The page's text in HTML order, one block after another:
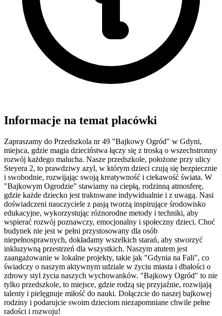
Informacje na temat placówki
Zapraszamy do Przedszkola nr 49 "Bajkowy Ogród" w Gdyni,
miejsca, gdzie magia dzieciństwa łączy się z troską o wszechstronny
rozwój każdego malucha. Nasze przedszkole, położone przy ulicy
Steyera 2, to prawdziwy azyl, w którym dzieci czują się bezpiecznie
i swobodnie, rozwijając swoją kreatywność i ciekawość świata. W
"Bajkowym Ogrodzie" stawiamy na ciepłą, rodzinną atmosferę,
gdzie każde dziecko jest traktowane indywidualnie i z uwagą. Nasi
doświadczeni nauczyciele z pasją tworzą inspirujące środowisko
edukacyjne, wykorzystując różnorodne metody i techniki, aby
wspierać rozwój poznawczy, emocjonalny i społeczny dzieci. Choć
budynek nie jest w pełni przystosowany dla osób
niepełnosprawnych, dokładamy wszelkich starań, aby stworzyć
inkluzywną przestrzeń dla wszystkich. Naszym atutem jest
zaangażowanie w lokalne projekty, takie jak "Gdynia na Fali", co
świadczy o naszym aktywnym udziale w życiu miasta i dbałości o
zdrowy styl życia naszych wychowanków. "Bajkowy Ogród" to nie
tylko przedszkole, to miejsce, gdzie rodzą się przyjaźnie, rozwijają
talenty i pielęgnuje miłość do nauki. Dołączcie do naszej bajkowej
rodziny i podarujcie swoim dzieciom niezapomniane chwile pełne
radości i rozwoju!